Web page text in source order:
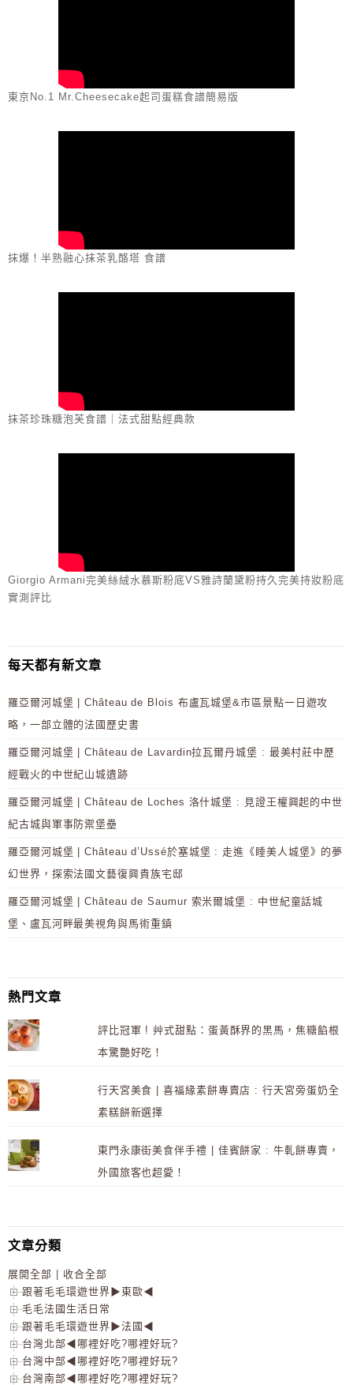
東京No.1 Mr.Cheesecake起司蛋糕食譜簡易版
抹爆！半熟融心抹茶乳酪塔 食譜
抹茶珍珠糖泡芙食譜｜法式甜點經典款
Giorgio Armani完美絲絨水慕斯粉底VS雅詩蘭黛粉持久完美持妝粉底
實測評比
每天都有新文章
羅亞爾河城堡 | Château de Blois 布盧瓦城堡&市區景點一日遊攻
略，一部立體的法國歷史書
羅亞爾河城堡 | Château de Lavardin拉瓦爾丹城堡 : 最美村莊中歷
經戰火的中世紀山城遺跡
羅亞爾河城堡 | Château de Loches 洛什城堡 : 見證王權興起的中世
紀古城與軍事防禦堡壘
羅亞爾河城堡 | Château d’Ussé於塞城堡 : 走進《睡美人城堡》的夢
幻世界，探索法國文藝復興貴族宅邸
羅亞爾河城堡 | Château de Saumur 索米爾城堡 : 中世紀童話城
堡、盧瓦河畔最美視角與馬術重鎮
熱門文章
評比冠軍 ! 艸式甜點：蛋黃酥界的黑馬，焦糖餡根
本驚艷好吃！
行天宮美食 | 喜福緣素餅專賣店 : 行天宮旁蛋奶全
素糕餅新選擇
東門永康街美食伴手禮 | 佳賓餅家 : 牛軋餅專賣，
外國旅客也超愛！
文章分類
展開全部
收合全部
跟著毛毛環遊世界▶東歐◀
毛毛法國生活日常
跟著毛毛環遊世界▶法國◀
台灣北部◀哪裡好吃?哪裡好玩?
台灣中部◀哪裡好吃?哪裡好玩?
台灣南部◀哪裡好吃?哪裡好玩?